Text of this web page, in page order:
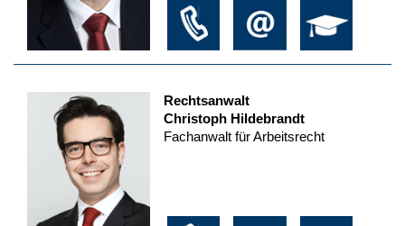
Rechtsanwalt
Christoph Hildebrandt
Fachanwalt für Arbeitsrecht